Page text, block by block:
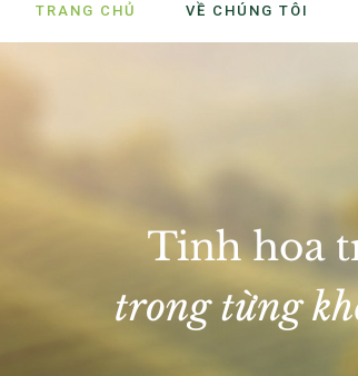
TRANG CHỦ VỀ CHÚNG TÔI